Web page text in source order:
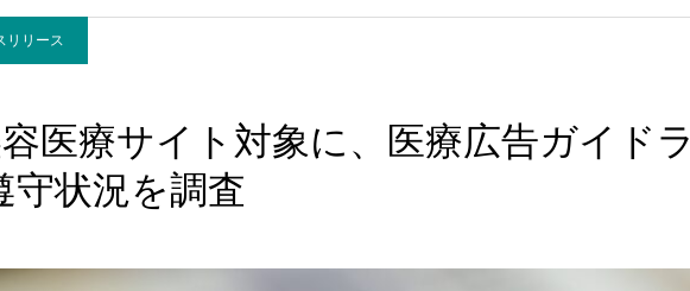
リリース
医療サイト対象に、医療広告ガイドラ
守状況を調査